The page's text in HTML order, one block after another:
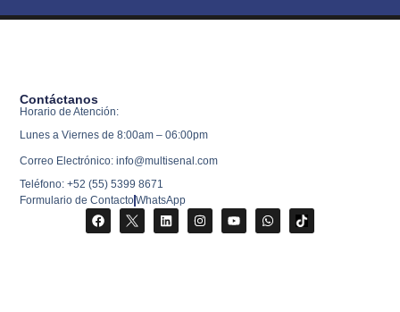
Contáctanos
Horario de Atención:
Lunes a Viernes de 8:00am – 06:00pm
Correo Electrónico: info@multisenal.com
Teléfono: +52 (55) 5399 8671
Formulario de ContactoWhatsApp